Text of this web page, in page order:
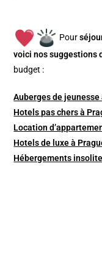
Pour
voici nos suggestions
budget :
Auberges de
Hotels pas chers à
Location
Hotels de luxe à
Hébergements